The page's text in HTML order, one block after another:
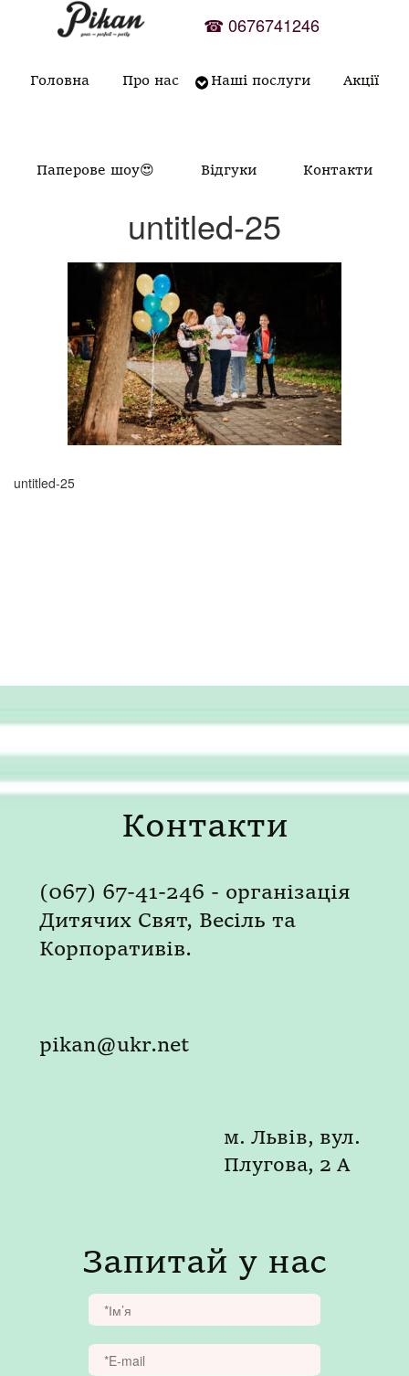
☎0676741246
Головна Про нас Наші послуги Акції
Паперове шоу😍 Відгуки Контакти
untitled-25
untitled-25
Контакти
(067) 67-41-246 - організація
Дитячих Свят, Весіль та
Корпоративів.
pikan@ukr.net
м. Львів, вул.
Плугова, 2 А
Запитай у нас